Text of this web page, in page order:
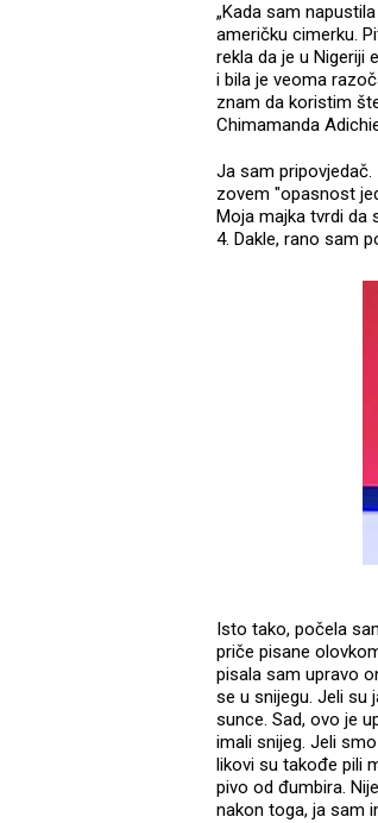
„Kada sam
američku cimerku.
rekla da je u Nigeriji
i bila je veoma
znam da koristim
Chimamanda
Ja sam
zovem "opasnost
Moja majka tvrdi da
4. Dakle, rano sam
Isto tako, počela
priče pisane
pisala sam upravo
se u snijegu. Jeli su
sunce. Sad, ovo je
imali snijeg. Jeli
likovi su takođe pili
pivo od đumbira.
nakon toga, ja sam